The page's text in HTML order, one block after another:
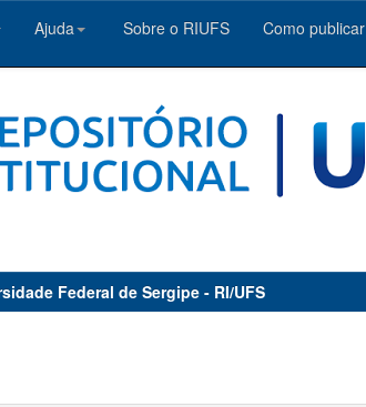
Ajuda Sobre o RIUFS Como publicar
Federal de Sergipe - RI/UFS